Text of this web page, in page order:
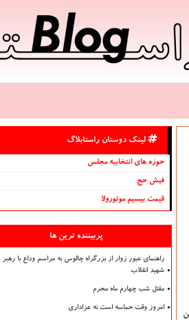
لینک دوستان راستابلاگ
حوزه های انتخابیه مجلس
فیش حج
قیمت بیسیم موتورولا
پربیننده ترین ها
راهنمای عبور زوار از بزرگراه چالوس به مراسم وداع با رهبر
شهید انقلاب
مقتل شب چهارم ماه محرم
امروز وقت حماسه است نه عزاداری